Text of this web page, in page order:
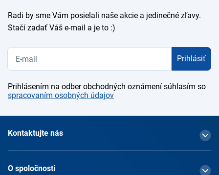
Radi by sme Vám posielali naše akcie a jedinečné zľavy.
Stačí zadať Váš e-mail a je to :)
Prihlásiť
Prihlásením na odber obchodných oznámení súhlasím so
spracovaním osobných údajov
Kontaktujte nás
O spoločnosti